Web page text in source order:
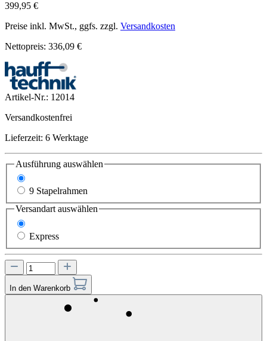
399,95 €
Preise inkl. MwSt., ggfs. zzgl. Versandkosten
Nettopreis: 336,09 €
Artikel-Nr.: 12014
Versandkostenfrei
Lieferzeit: 6 Werktage
Ausführung auswählen
9 Stapelrahmen
Versandart auswählen
Express
In den Warenkorb